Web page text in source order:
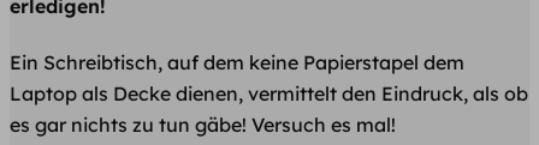
erledigen!
Ein Schreibtisch, auf dem keine Papierstapel dem
Laptop als Decke dienen, vermittelt den Eindruck, als ob
es gar nichts zu tun gäbe! Versuch es mal!